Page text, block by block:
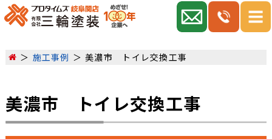
施工事例 美濃市 トイレ交換工事
美濃市 トイレ交換工事